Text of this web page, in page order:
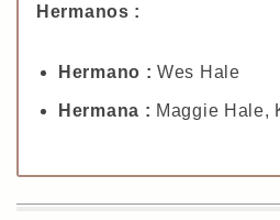
Hermanos :
Hermano : Wes Hale
Hermana : Maggie Hale,